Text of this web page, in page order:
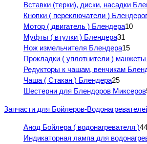
Вставки (терки), диски, насадки
Кнопки ( переключатели )
Мотор ( двигатель ) Блендера10
Муфты ( втулки ) Блендера31
Нож измельчителя Блендера15
Прокладки ( уплотнители )
Редукторы к чашам, венчикам
Чаша ( Стакан ) Блендера25
Шестерни для Блендоров Миксеров
Запчасти для Бойлеров-
Анод Бойлера ( водонагревателя )44
Индикаторная лампа для